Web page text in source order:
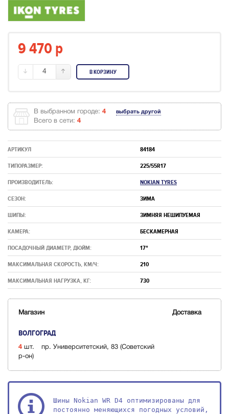
9 470 p
4 В КОРЗИНУ
В выбранном городе: 4 выбрать другой
Всего в сети: 4
АРТИКУЛ 84184
ТИПОРАЗМЕР: 225/55R17
ПРОИЗВОДИТЕЛЬ: NOKIAN TYRES
СЕЗОН: ЗИМА
ШИПЫ: ЗИМНЯЯ НЕШИПУЕМАЯ
КАМЕРА: БЕСКАМЕРНАЯ
ПОСАДОЧНЫЙ ДИАМЕТР, ДЮЙМ: 17"
МАКСИМАЛЬНАЯ СКОРОСТЬ, КМ/Ч: 210
МАКСИМАЛЬНАЯ НАГРУЗКА, КГ: 730
Магазин Доставка
ВОЛГОГРАД
4 шт.
пр. Университетский, 83 (Советский
р-он)
Шины Nokian WR D4 оптимизированы для
постоянно меняющихся погодных условий,